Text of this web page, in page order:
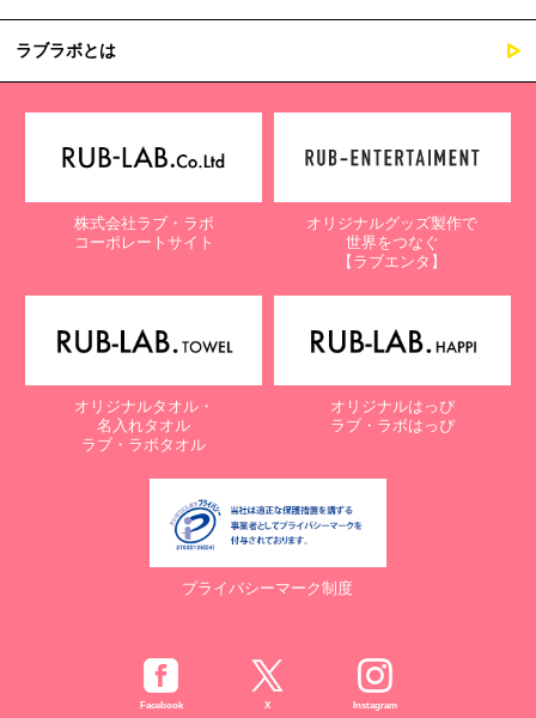
ラブラボとは
株式会社ラブ・ラボ
コーポレートサイト
オリジナルグッズ製作で
世界をつなぐ
【ラブエンタ】
オリジナルタオル・
名入れタオル
ラブ・ラボタオル
オリジナルはっぴ
ラブ・ラボはっぴ
プライバシーマーク制度
Facebook X Instagram